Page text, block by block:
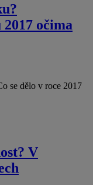
očima
se dělo v roce 2017
V